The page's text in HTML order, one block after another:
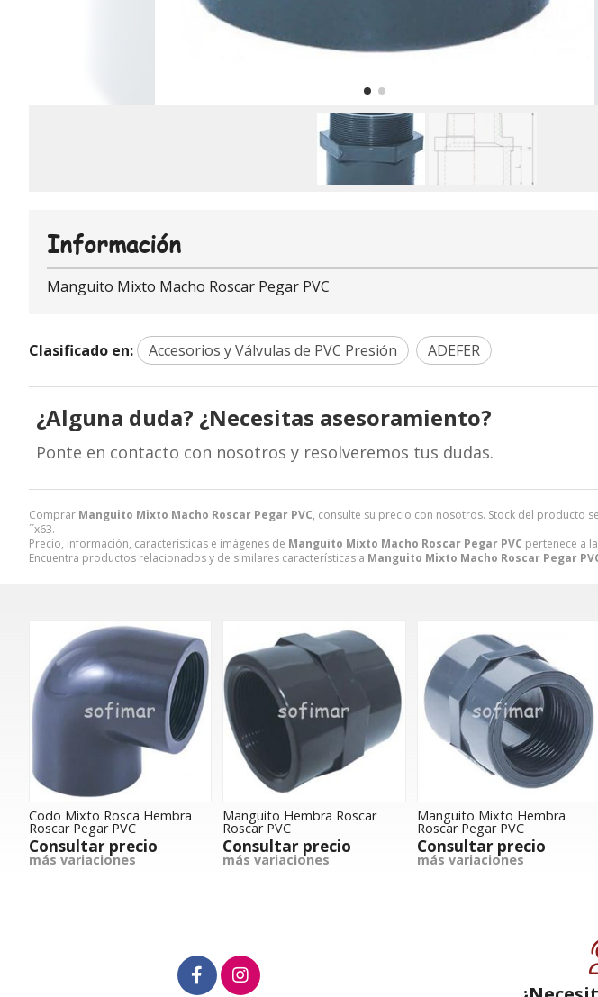
Comprar Manguito Mixto Macho Roscar Pegar PVC, consulte su precio con nosotros. Stock del producto
´´x63.
Precio, información, características e imágenes de Manguito Mixto Macho Roscar Pegar PVC pertenece a
Encuentra productos relacionados y de similares características a Manguito Mixto Macho Roscar Pegar
Información
Manguito Mixto Macho Roscar Pegar PVC
Clasificado en: Accesorios y Válvulas de PVC Presión ADEFER
¿Alguna duda? ¿Necesitas asesoramiento?
Ponte en contacto con nosotros y resolveremos tus dudas.
Codo Mixto Rosca Hembra
Roscar Pegar PVC
Consultar precio
más variaciones
Manguito Hembra Roscar
Roscar PVC
Consultar precio
más variaciones
Manguito Mixto Hembra
Roscar Pegar PVC
Consultar precio
más variaciones